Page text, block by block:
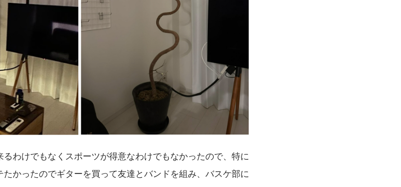
わけでもなくスポーツが得意なわけでもなかったので、特に
かったのでギターを買って友達とバンドを組み、バスケ部に